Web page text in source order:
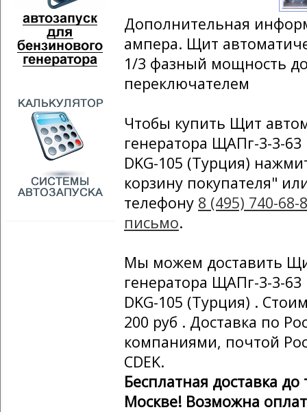
Дополнительная
ампера. Щит
1/3 фазный мощность
переключателем
Чтобы купить Щит
генератора ЩАПг-3-3-63
DKG-105 (Турция)
корзину покупателя"
телефону 8 (495) 740-68-
письмо.
Мы можем доставить
генератора ЩАПг-3-3-63
DKG-105 (Турция) .
200 руб . Доставка по
компаниями, почтой
CDEK.
Бесплатная доставка
Москве! Возможна